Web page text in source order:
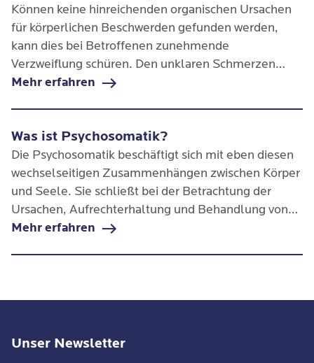
Können keine hinreichenden organischen Ursachen
für körperlichen Beschwerden gefunden werden,
kann dies bei Betroffenen zunehmende
Verzweiflung schüren. Den unklaren Schmerzen
oder Beschwerden können wir in unserer Privatklinik
Mehr erfahren
Was ist Psychosomatik?
Die Psychosomatik beschäftigt sich mit eben diesen
wechselseitigen Zusammenhängen zwischen Körper
und Seele. Sie schließt bei der Betrachtung der
Ursachen, Aufrechterhaltung und Behandlung von
Erkrankungen psychische, biologische, soziale und
Mehr erfahren
Unser Newsletter